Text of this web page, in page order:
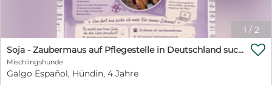
1 / 2
Soja - Zaubermaus auf Pflegestelle in Deutschland sucht dich!!!
Mischlingshunde
Galgo Español, Hündin, 4 Jahre
